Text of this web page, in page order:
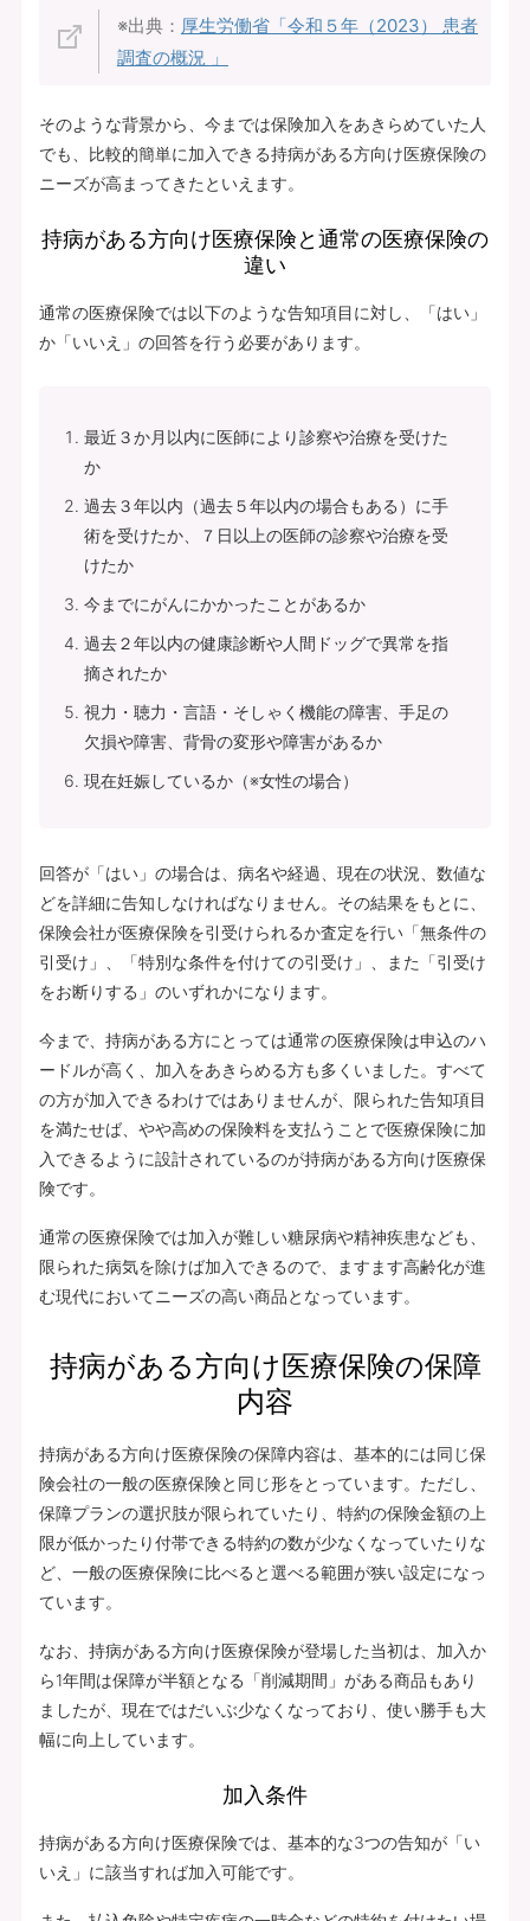
※出典： 厚生労働省「令和５年（2023） 患者
調査の概況 」
そのような背景から、今までは保険加入をあきらめていた人
でも、比較的簡単に加入できる持病がある方向け医療保険の
ニーズが高まってきたといえます。
持病がある方向け医療保険と通常の医療保険の
違い
通常の医療保険では以下のような告知項目に対し、「はい」
か「いいえ」の回答を行う必要があります。
最近３か月以内に医師により診察や治療を受けた
か
過去３年以内（過去５年以内の場合もある）に手
術を受けたか、７日以上の医師の診察や治療を受
けたか
今までにがんにかかったことがあるか
過去２年以内の健康診断や人間ドッグで異常を指
摘されたか
視力・聴力・言語・そしゃく機能の障害、手足の
欠損や障害、背骨の変形や障害があるか
現在妊娠しているか（※女性の場合）
回答が「はい」の場合は、病名や経過、現在の状況、数値な
どを詳細に告知しなければなりません。その結果をもとに、
保険会社が医療保険を引受けられるか査定を行い「無条件の
引受け」、「特別な条件を付けての引受け」、また「引受け
をお断りする」のいずれかになります。
今まで、持病がある方にとっては通常の医療保険は申込のハ
ードルが高く、加入をあきらめる方も多くいました。すべて
の方が加入できるわけではありませんが、限られた告知項目
を満たせば、やや高めの保険料を支払うことで医療保険に加
入できるように設計されているのが持病がある方向け医療保
険です。
通常の医療保険では加入が難しい糖尿病や精神疾患なども、
限られた病気を除けば加入できるので、ますます高齢化が進
む現代においてニーズの高い商品となっています。
持病がある方向け医療保険の保障
内容
持病がある方向け医療保険の保障内容は、基本的には同じ保
険会社の一般の医療保険と同じ形をとっています。ただし、
保障プランの選択肢が限られていたり、特約の保険金額の上
限が低かったり付帯できる特約の数が少なくなっていたりな
ど、一般の医療保険に比べると選べる範囲が狭い設定になっ
ています。
なお、持病がある方向け医療保険が登場した当初は、加入か
ら1年間は保障が半額となる「削減期間」がある商品もあり
ましたが、現在ではだいぶ少なくなっており、使い勝手も大
幅に向上しています。
加入条件
持病がある方向け医療保険では、基本的な3つの告知が「い
いえ」に該当すれば加入可能です。